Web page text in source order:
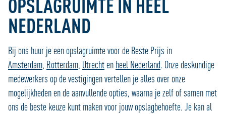
OPSLAGRUIMTE IN HEEL
NEDERLAND
Bij ons huur je een opslagruimte voor de Beste Prijs in
Amsterdam, Rotterdam, Utrechten heel Nederland. Onze deskundige
medewerkers op de vestigingen vertellen je alles over onze
mogelijkheden en de aanvullende opties, waarna je zelf of samen met
ons de beste keuze kunt maken voor jouw opslagbehoefte. Je kan al